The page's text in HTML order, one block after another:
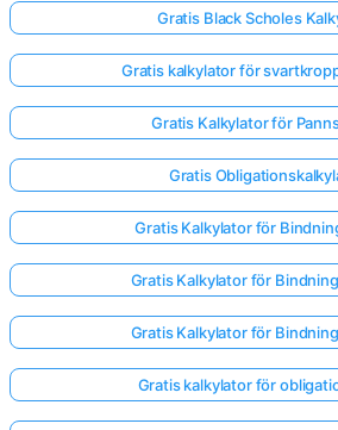
Gratis Black Scholes
Gratis kalkylator för
Gratis Kalkylator för
Gratis
Gratis Kalkylator för
Gratis Kalkylator för
Gratis Kalkylator för
Gratis kalkylator för